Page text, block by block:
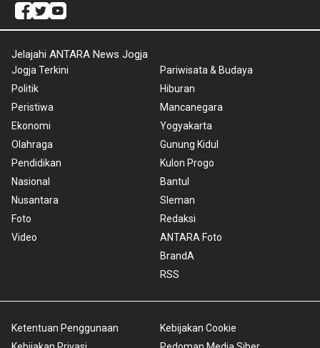
Jelajahi ANTARA News Jogja
Jogja Terkini
Politik
Peristiwa
Ekonomi
Olahraga
Pendidikan
Nasional
Nusantara
Foto
Video
Pariwisata & Budaya
Hiburan
Mancanegara
Yogyakarta
Gunung Kidul
Kulon Progo
Bantul
Sleman
Redaksi
ANTARA Foto
BrandA
RSS
Ketentuan Penggunaan
Kebijakan Cookie